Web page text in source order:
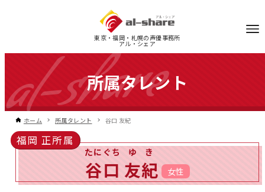
東京・福岡・札幌の声優事務所
アル・シェア
所属タレント
ホーム 所属タレント 谷口 友紀
福岡 正所属
谷口
たにぐち
友紀
ゆき
女性